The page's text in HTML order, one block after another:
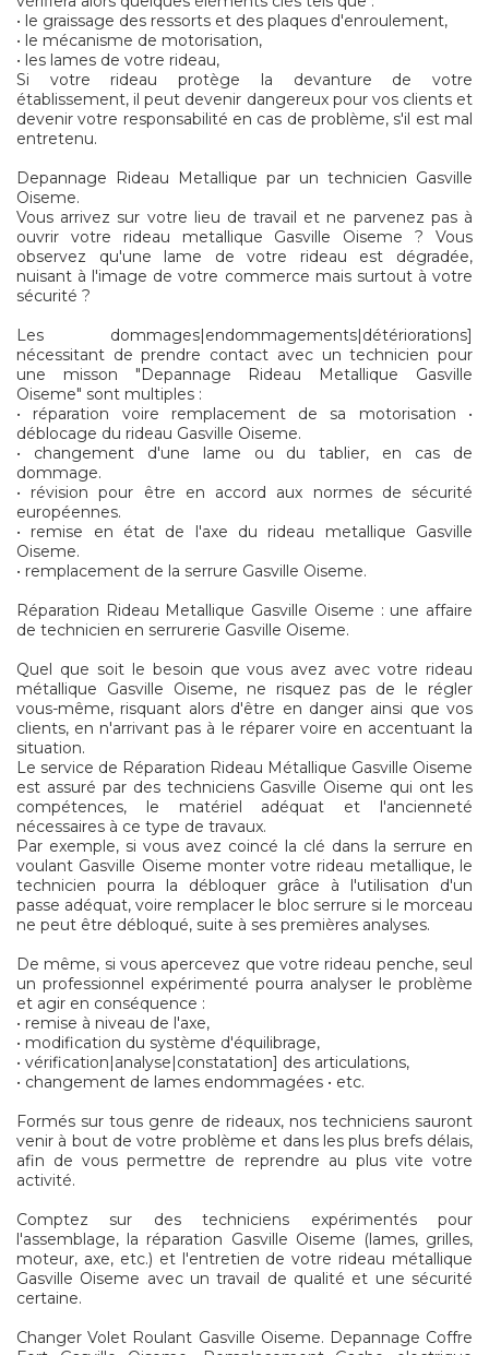
• le graissage des ressorts et des plaques d'enroulement,
• le mécanisme de motorisation,
• les lames de votre rideau,
Si votre rideau protège la devanture de votre
établissement, il peut devenir dangereux pour vos clients et
devenir votre responsabilité en cas de problème, s'il est mal
entretenu.
Depannage Rideau Metallique par un technicien Gasville
Oiseme.
Vous arrivez sur votre lieu de travail et ne parvenez pas à
ouvrir votre rideau metallique Gasville Oiseme ? Vous
observez qu'une lame de votre rideau est dégradée,
nuisant à l'image de votre commerce mais surtout à votre
sécurité ?
Les dommages|endommagements|détériorations]
nécessitant de prendre contact avec un technicien pour
une misson "Depannage Rideau Metallique Gasville
Oiseme" sont multiples :
• réparation voire remplacement de sa motorisation •
déblocage du rideau Gasville Oiseme.
• changement d'une lame ou du tablier, en cas de
dommage.
• révision pour être en accord aux normes de sécurité
européennes.
• remise en état de l'axe du rideau metallique Gasville
Oiseme.
• remplacement de la serrure Gasville Oiseme.
Réparation Rideau Metallique Gasville Oiseme : une affaire
de technicien en serrurerie Gasville Oiseme.
Quel que soit le besoin que vous avez avec votre rideau
métallique Gasville Oiseme, ne risquez pas de le régler
vous-même, risquant alors d'être en danger ainsi que vos
clients, en n'arrivant pas à le réparer voire en accentuant la
situation.
Le service de Réparation Rideau Métallique Gasville Oiseme
est assuré par des techniciens Gasville Oiseme qui ont les
compétences, le matériel adéquat et l'ancienneté
nécessaires à ce type de travaux.
Par exemple, si vous avez coincé la clé dans la serrure en
voulant Gasville Oiseme monter votre rideau metallique, le
technicien pourra la débloquer grâce à l'utilisation d'un
passe adéquat, voire remplacer le bloc serrure si le morceau
ne peut être débloqué, suite à ses premières analyses.
De même, si vous apercevez que votre rideau penche, seul
un professionnel expérimenté pourra analyser le problème
et agir en conséquence :
• remise à niveau de l'axe,
• modification du système d'équilibrage,
• vérification|analyse|constatation] des articulations,
• changement de lames endommagées • etc.
Formés sur tous genre de rideaux, nos techniciens sauront
venir à bout de votre problème et dans les plus brefs délais,
afin de vous permettre de reprendre au plus vite votre
activité.
Comptez sur des techniciens expérimentés pour
l'assemblage, la réparation Gasville Oiseme (lames, grilles,
moteur, axe, etc.) et l'entretien de votre rideau métallique
Gasville Oiseme avec un travail de qualité et une sécurité
certaine.
Changer Volet Roulant Gasville Oiseme. Depannage Coffre